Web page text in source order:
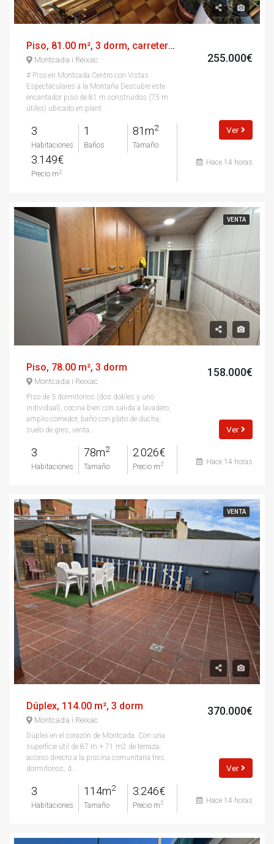
Piso, 81.00 m², 3 dorm, carretera vella
Montcada i Reixac
# Piso en Montcada Centro con Vistas
Espectaculares a la Montaña Descubre este
encantador piso de 81 m construidos (75 m
útiles) ubicado en plant...
3
Habitaciones
1
Baños
81m2
Tamaño
3.149€
Precio m 2
255.000€
Ver
Hace 14 horas
VENTA
Piso, 78.00 m², 3 dorm
Montcada i Reixac
Piso de 3 dormitorios (dos dobles y uno
individual), cocina bien con salida a lavadero,
amplio comedor, baño con plato de ducha,
suelo de gres, venta...
3
Habitaciones
78m2
Tamaño
2.026€
Precio m 2
158.000€
Ver
Hace 14 horas
VENTA
Dúplex, 114.00 m², 3 dorm
Montcada i Reixac
Dúplex en el corazón de Montcada. Con una
superficie útil de 87 m + 71 m2 de terraza,
acceso directo a la piscina comunitaria tres
dormitorios, d...
3
Habitaciones
114m2
Tamaño
3.246€
Precio m 2
370.000€
Ver
Hace 14 horas